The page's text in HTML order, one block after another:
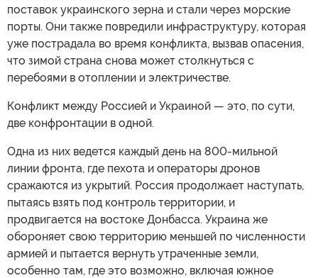
поставок украинского зерна и стали через морские
порты. Они также повредили инфраструктуру, которая
уже пострадала во время конфликта, вызвав опасения,
что зимой страна снова может столкнуться с
перебоями в отоплении и электричестве.
Конфликт между Россией и Украиной — это, по сути,
две конфронтации в одной.
Одна из них ведется каждый день на 800-мильной
линии фронта, где пехота и операторы дронов
сражаются из укрытий. Россия продолжает наступать,
пытаясь взять под контроль территории, и
продвигается на востоке Донбасса. Украина же
обороняет свою территорию меньшей по численности
армией и пытается вернуть утраченные земли,
особенно там, где это возможно, включая южное